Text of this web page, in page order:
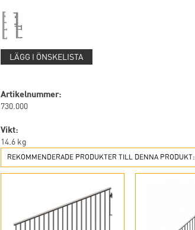
LÄGG I ÖNSKELISTA
Artikelnummer:
730.000
Vikt:
14.6 kg
REKOMMENDERADE PRODUKTER TILL DENNA PRODUKT: